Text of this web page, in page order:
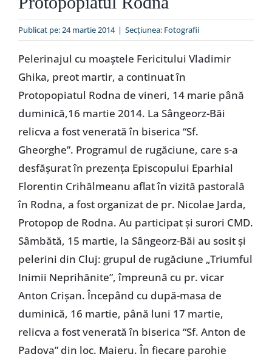
Special
Publicat pe: 24 martie 2014 | Secțiunea: Fotografii
Pelerinajul cu moaştele Fericitului Vladimir
Ghika, preot martir, a continuat în
Protopopiatul Rodna de vineri, 14 marie până
duminică,16 martie 2014. La Sângeorz-Băi
relicva a fost venerată în biserica “Sf.
Gheorghe”. Programul de rugăciune, care s-a
desfăşurat în prezenţa Episcopului Eparhial
Florentin Crihălmeanu aflat în vizită pastorală
în Rodna, a fost organizat de pr. Nicolae Jarda,
Protopop de Rodna. Au participat şi surori CMD.
Sâmbătă, 15 martie, la Sângeorz-Băi au sosit şi
pelerini din Cluj: grupul de rugăciune „Triumful
Inimii Neprihănite”, împreună cu pr. vicar
Anton Crişan. Începând cu după-masa de
duminică, 16 martie, până luni 17 martie,
relicva a fost venerată în biserica “Sf. Anton de
Padova” din loc. Maieru. În fiecare parohie